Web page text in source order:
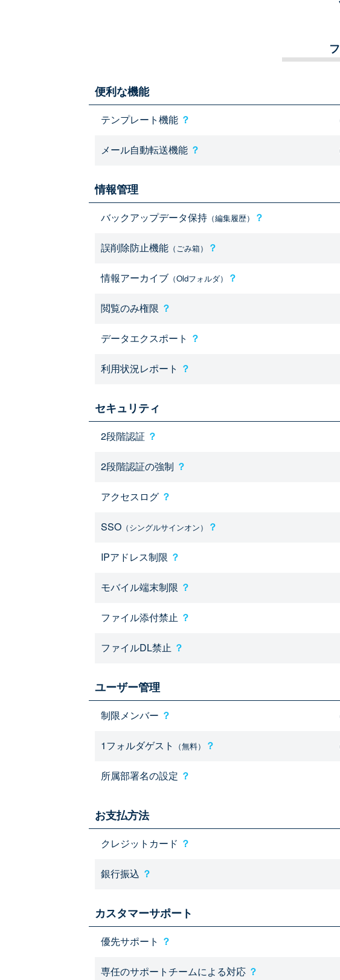
便利な機能
テンプレート機能 ？
メール自動転送機能 ？
情報管理
バックアップデータ保持 （編集履歴） ？
誤削除防止機能 （ごみ箱） ？
情報アーカイブ （Oldフォルダ） ？
閲覧のみ権限 ？
データエクスポート ？
利用状況レポート ？
セキュリティ
2段階認証 ？
2段階認証の強制 ？
アクセスログ ？
SSO （シングルサインオン） ？
IPアドレス制限 ？
モバイル端末制限 ？
ファイル添付禁止 ？
ファイルDL禁止 ？
ユーザー管理
制限メンバー ？
1フォルダゲスト （無料） ？
所属部署名の設定 ？
お支払方法
クレジットカード ？
銀行振込 ？
カスタマーサポート
優先サポート ？
専任のサポートチームによる対応 ？